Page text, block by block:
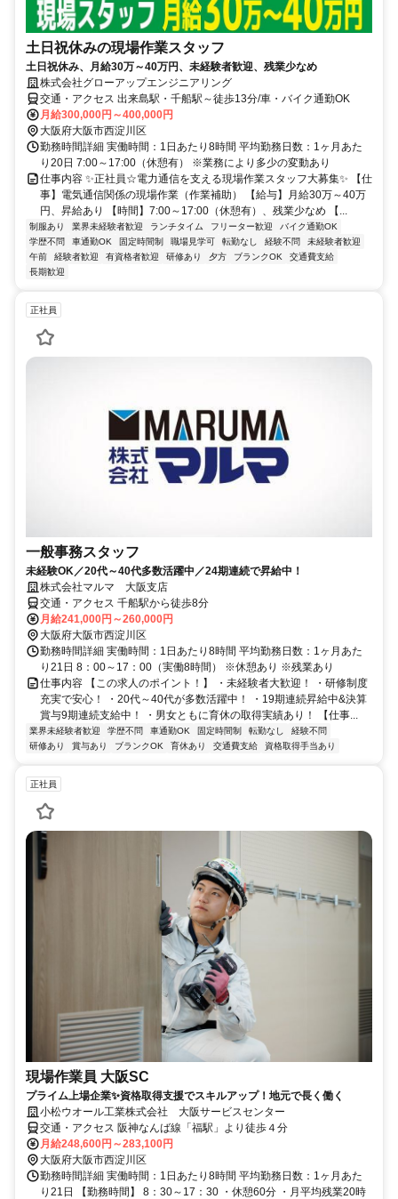
土日祝休みの現場作業スタッフ
土日祝休み、月給30万～40万円、未経験者歓迎、残業少なめ
株式会社グローアップエンジニアリング
交通・アクセス 出来島駅・千船駅～徒歩13分/車・バイク通勤OK
月給300,000円～400,000円
大阪府大阪市西淀川区
勤務時間詳細 実働時間：1日あたり8時間 平均勤務日数：1ヶ月あた
り20日 7:00～17:00（休憩有） ※業務により多少の変動あり
仕事内容 ✨正社員☆電力通信を支える現場作業スタッフ大募集✨ 【仕
事】電気通信関係の現場作業（作業補助） 【給与】月給30万～40万
円、昇給あり 【時間】7:00～17:00（休憩有）、残業少なめ 【...
制服あり 業界未経験者歓迎 ランチタイム フリーター歓迎
バイク通勤OK
学歴不問
車通勤OK 固定時間制 職場見学可 転勤なし 経験不問
未経験者歓迎
午前
経験者歓迎 有資格者歓迎 研修あり 夕方 ブランクOK
交通費支給
長期歓迎
正社員
一般事務スタッフ
未経験OK／20代～40代多数活躍中／24期連続で昇給中！
株式会社マルマ 大阪支店
交通・アクセス 千船駅から徒歩8分
月給241,000円～260,000円
大阪府大阪市西淀川区
勤務時間詳細 実働時間：1日あたり8時間 平均勤務日数：1ヶ月あた
り21日 8：00～17：00（実働8時間） ※休憩あり ※残業あり
仕事内容 【この求人のポイント！】 ・未経験者大歓迎！ ・研修制度
充実で安心！ ・20代～40代が多数活躍中！ ・19期連続昇給中&決算
賞与9期連続支給中！ ・男女ともに育休の取得実績あり！ 【仕事...
業界未経験者歓迎 学歴不問 車通勤OK 固定時間制 転勤なし
経験不問
研修あり
賞与あり ブランクOK 育休あり 交通費支給 資格取得手当あり
正社員
現場作業員 大阪SC
プライム上場企業✨資格取得支援でスキルアップ！地元で長く働く
小松ウオール工業株式会社 大阪サービスセンター
交通・アクセス 阪神なんば線「福駅」より徒歩４分
月給248,600円～283,100円
大阪府大阪市西淀川区
勤務時間詳細 実働時間：1日あたり8時間 平均勤務日数：1ヶ月あた
り21日 【勤務時間】 8：30～17：30 ・休憩60分 ・月平均残業20時